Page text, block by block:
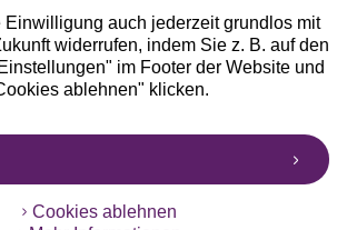
Einwilligung auch jederzeit grundlos mit
widerrufen, indem Sie z. B. auf den
im Footer der Website und
ablehnen" klicken.
Cookies ablehnen